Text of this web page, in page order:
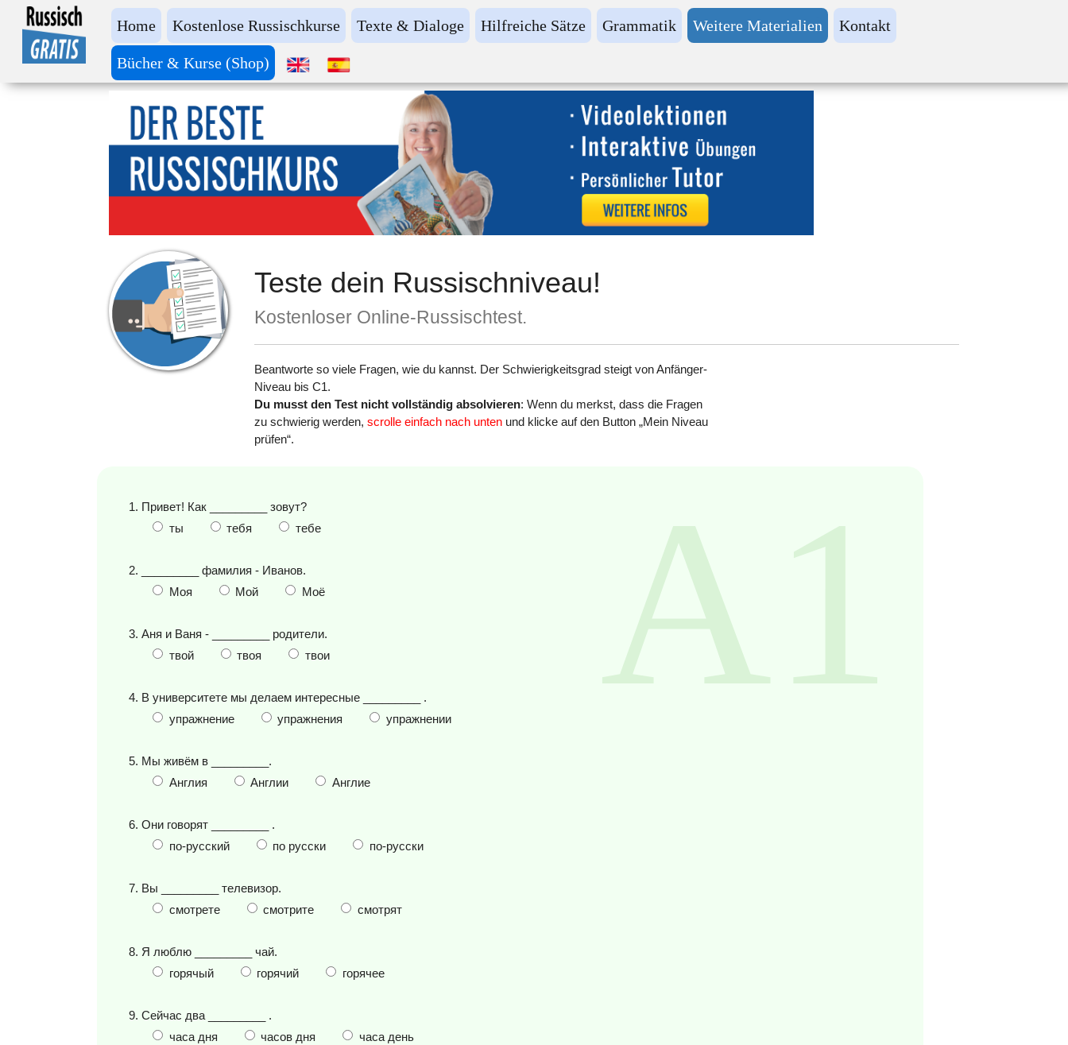
Home Kostenlose Russischkurse Texte & Dialoge Hilfreiche Sätze Grammatik Weitere Materialien Kontakt
Bücher & Kurse (Shop)
Teste dein Russischniveau!
Kostenloser Online-Russischtest.
Beantworte so viele Fragen, wie du kannst. Der Schwierigkeitsgrad steigt von Anfänger-
Niveau bis C1.
Du musst den Test nicht vollständig absolvieren: Wenn du merkst, dass die Fragen
zu schwierig werden,scrolle einfach nach unten und klicke auf den Button „Mein Niveau
prüfen“.
1. Привет! Как _________ зовут?
ты
тебя тебе
2. _________ фамилия - Иванов.
Моя
Мой Моё
3. Аня и Ваня - _________ родители.
твой
твоя твои
4. В университете мы делаем интересные _________ .
упражнение
упражнения упражнении
5. Мы живём в _________.
Англия
Англии Англие
6. Они говорят _________ .
по-русский
по русски по-русски
7. Вы _________ телевизор.
смотрете
смотрите смотрят
8. Я люблю _________ чай.
горячый
горячий горячее
9. Сейчас два _________ .
часа дня
часов дня часа день